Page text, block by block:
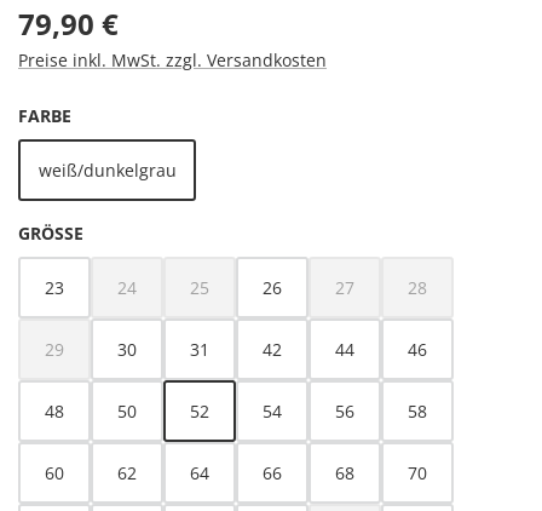
Regulärer Preis:
79,90 €
Preise inkl. MwSt. zzgl. Versandkosten
FARBE
weiß/dunkelgrau
GRÖSSE
23 24
(Diese Option ist zurzeit nicht verfügbar.)
25
(Diese Option ist zurzeit nicht verfügbar.)
26 27
(Diese Option ist zurzeit
28
(Diese Option ist
29
(Diese Option ist zurzeit nicht verfügbar.)
30 31 42 44 46
48 50 52 54 56 58
60 62 64 66 68 70